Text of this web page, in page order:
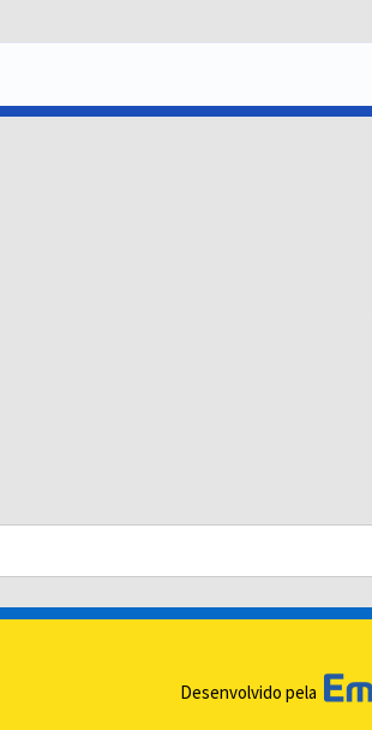
Desenvolvido pela